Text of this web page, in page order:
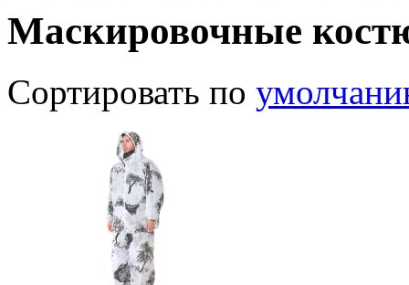
Маскировочные
Сортировать по